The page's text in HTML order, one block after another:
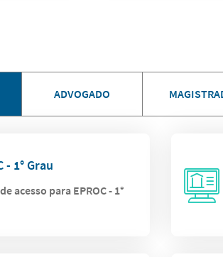
ADVOGADO
- 1° Grau
acesso para EPROC - 1°